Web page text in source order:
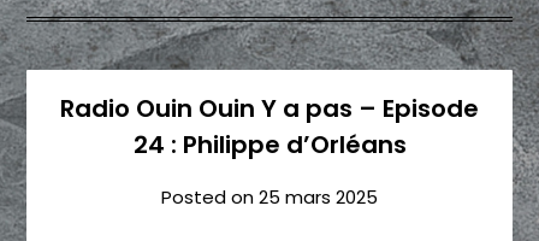
Radio Ouin Ouin Y a pas – Episode
24 : Philippe d’Orléans
Posted on25 mars 2025